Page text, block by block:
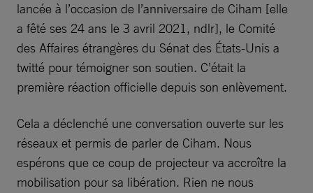
lancée à l’occasion de l’anniversaire de Ciham [elle
a fêté ses 24 ans le 3 avril 2021, ndlr], le Comité
des Affaires étrangères du Sénat des États-Unis a
twitté pour témoigner son soutien. C’était la
première réaction officielle depuis son enlèvement.
Cela a déclenché une conversation ouverte sur les
réseaux et permis de parler de Ciham. Nous
espérons que ce coup de projecteur va accroître la
mobilisation pour sa libération. Rien ne nous